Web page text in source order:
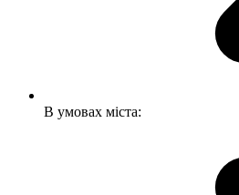
В умовах міста: